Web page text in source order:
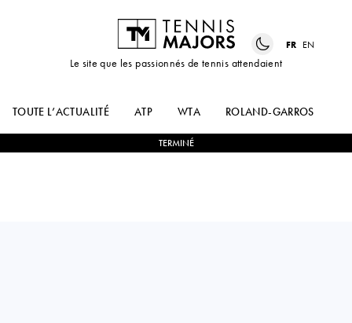
Le site que les passionnés de tennis attendaient
FR EN
TOUTE L’ACTUALITÉ ATP WTA ROLAND-GARROS
TERMINÉ